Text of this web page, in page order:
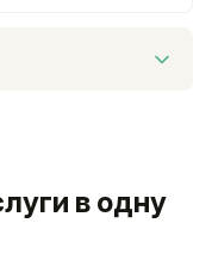
в одну